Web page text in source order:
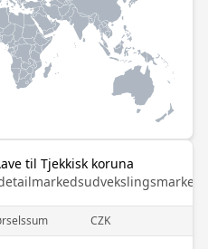
til Tjekkisk koruna
CZK